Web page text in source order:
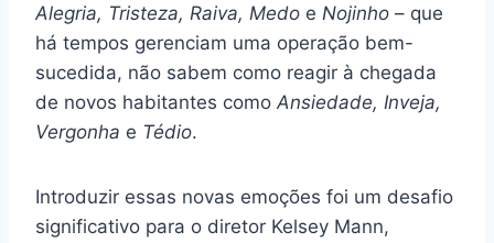
Alegria, Tristeza, Raiva, Medo e Nojinho – que
há tempos gerenciam uma operação bem-
sucedida, não sabem como reagir à chegada
de novos habitantes como Ansiedade, Inveja,
Vergonha e Tédio.
Introduzir essas novas emoções foi um desafio
significativo para o diretor Kelsey Mann,